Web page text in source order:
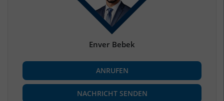
(Landkreis / Kreisfreie Stadt)
BESCHÄFTIGUNG
Beschäftigte
(Landkreis / Kreisfreie Stadt)
70.331
Enver Bebek
ANRUFEN
NACHRICHT SENDEN